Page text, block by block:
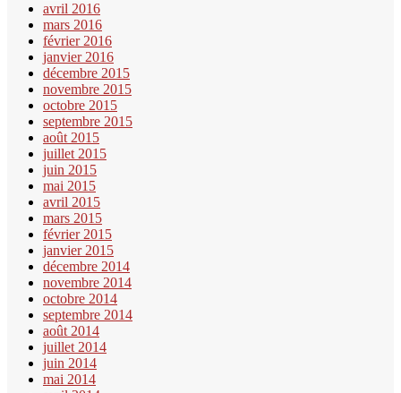
avril 2016
mars 2016
février 2016
janvier 2016
décembre 2015
novembre 2015
octobre 2015
septembre 2015
août 2015
juillet 2015
juin 2015
mai 2015
avril 2015
mars 2015
février 2015
janvier 2015
décembre 2014
novembre 2014
octobre 2014
septembre 2014
août 2014
juillet 2014
juin 2014
mai 2014